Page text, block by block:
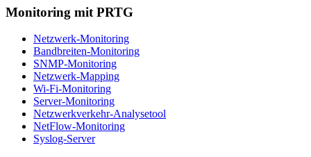
Monitoring mit PRTG
Netzwerk-Monitoring
Bandbreiten-Monitoring
SNMP-Monitoring
Netzwerk-Mapping
Wi-Fi-Monitoring
Server-Monitoring
Netzwerkverkehr-Analysetool
NetFlow-Monitoring
Syslog-Server